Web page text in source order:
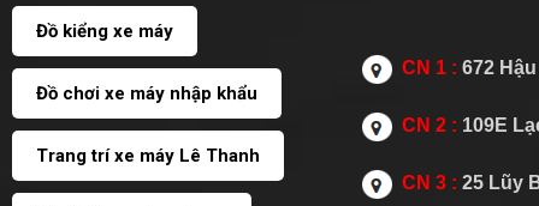
Đồ kiểng xe máy
Đồ chơi xe máy nhập khẩu
Trang trí xe máy Lê Thanh
CN 1 :672
CN 2 : 109E
CN 3 : 25 Lũy